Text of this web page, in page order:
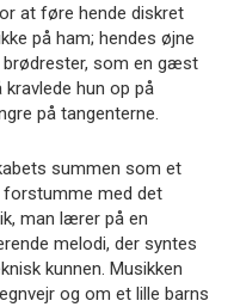
at føre hende diskret
på ham; hendes øjne
brødrester, som en gæst
hun op på
på tangenterne.
summen som et
med det
man lærer på en
melodi, der syntes
kunnen. Musikken
og om et lille barns